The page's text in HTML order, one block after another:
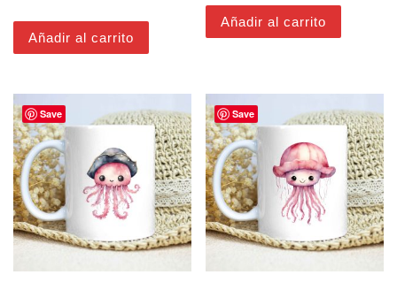
Añadir al carrito
Añadir al carrito
Save Save